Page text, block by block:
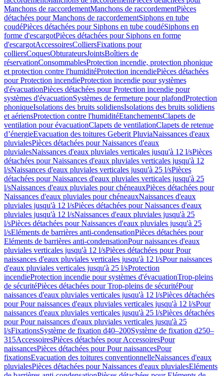
Manchons de raccordementManchons de raccordementPièces
détachées pour Manchons de raccordementSiphons en tube
coudéPièces détachées pour Siphons en tube coudéSiphons en
forme d'escargotPièces détachées pour Siphons en forme
d'escargotAccessoiresColliersFixations pour
colliersCoquesObturateursJointsBoîtiers de
réservationConsommablesProtection incendie, protection phonique
et protection contre l'humiditéProtection incendiePièces détachées
pour Protection incendieProtection incendie pour systèmes
d'évacuationPièces détachées pour Protection incendie pour
systèmes d'évacuationSystèmes de fermeture pour plafondProtection
phoniqueIsolations des bruits solidiensIsolations des bruits solidiens
et aériensProtection contre l'humiditéEtanchementsClapets de
ventilation pour évacuationClapets de ventilationClapets de retenue
d’énergieEvacuation des toitures Geberit PluviaNaissances d'eaux
pluvialesPièces détachées pour Naissances d'eaux
pluvialesNaissances d'eaux pluviales verticales jusqu'à 12 l/sPièces
détachées pour Naissances d'eaux pluviales verticales jusqu'à 12
l/sNaissances d'eaux pluviales verticales jusqu'à 25 l/sPièces
détachées pour Naissances d'eaux pluviales verticales jusqu'à 25
l/sNaissances d'eaux pluviales pour chéneauxPièces détachées pour
Naissances d'eaux pluviales pour chéneauxNaissances d'eaux
pluviales jusqu'à 12 l/sPièces détachées pour Naissances d'eaux
pluviales jusqu'à 12 l/sNaissances d'eaux pluviales jusqu'à 25
l/sPièces détachées pour Naissances d'eaux pluviales jusqu'à 25
l/sEléments de barrières anti-condensationPièces détachées pour
Eléments de barrières anti-condensationPour naissances d'eaux
pluviales verticales jusqu'à 12 l/sPièces détachées pour Pour
naissances d'eaux pluviales verticales jusqu'à 12 l/sPour naissances
d'eaux pluviales verticales jusqu'à 25 l/sProtection
incendieProtection incendie pour systèmes d'évacuationTrop-pleins
de sécuritéPièces détachées pour Trop-pleins de sécuritéPour
naissances d'eaux pluviales verticales jusqu'à 12 l/sPièces détachées
pour Pour naissances d'eaux pluviales verticales jusqu'à 12 l/sPour
naissances d'eaux pluviales verticales jusqu'à 25 l/sPièces détachées
pour Pour naissances d'eaux pluviales verticales jusqu'à 25
l/sFixationsSystème de fixation d40–200Système de fixation d250–
315AccessoiresPièces détachées pour AccessoiresPour
naissancesPièces détachées pour Pour naissancesPour
fixationsEvacuation des toitures conventionnelleNaissances d'eaux
pluvialesPièces détachées pour Naissances d'eaux pluvialesEléments